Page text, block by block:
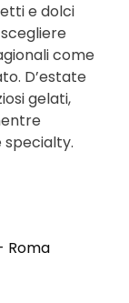
e dolci
come
D’estate
gelati,
specialty.
Roma